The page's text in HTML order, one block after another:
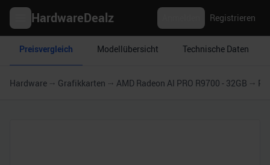
HardwareDealz Registrieren
Preisvergleich Modellübersicht Technische Daten
Hardware Grafikkarten AMD Radeon AI PRO R9700 - 32GB